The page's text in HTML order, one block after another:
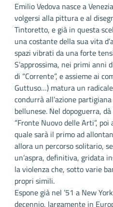
Emilio Vedova nasce a
volgersi alla pittura e al
Tintoretto, e già in questa
una costante della sua vita
spazi vibrati da una forte
S’approssima, nei primi anni
di “Corrente”, e assieme ai
Guttuso…) matura un
condurrà all’azione
bellunese. Nel dopoguerra,
“Fronte Nuovo delle Arti”, poi
quale sarà il primo ad
allora un percorso solitario,
un’aspra, definitiva, gridata
la violenza che, sotto varie
propri simili.
Espone già nel ’51 a New
decennio, largamente in